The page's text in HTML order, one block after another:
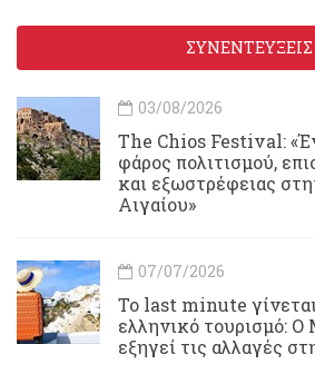
ΣΥΝΕΝΤΕΥΞΕΙΣ
03/08/2026
Τhe Chios Festival:
φάρος πολιτισμού,
και εξωστρέφειας
Αιγαίου»
07/07/2026
Το last minute
ελληνικό τουρισμό:
εξηγεί τις αλλαγές